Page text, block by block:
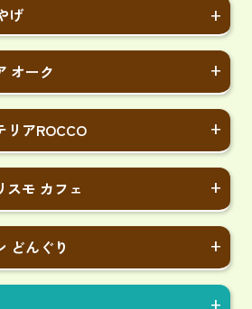
げ
オーク
リアROCCO
スモ カフェ
どんぐり